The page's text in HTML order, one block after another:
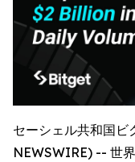
セーシェル共和国
NEWSWIRE) -- 世